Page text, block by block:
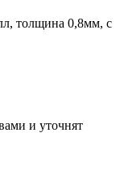
толщина 0,8мм, с
и уточнят